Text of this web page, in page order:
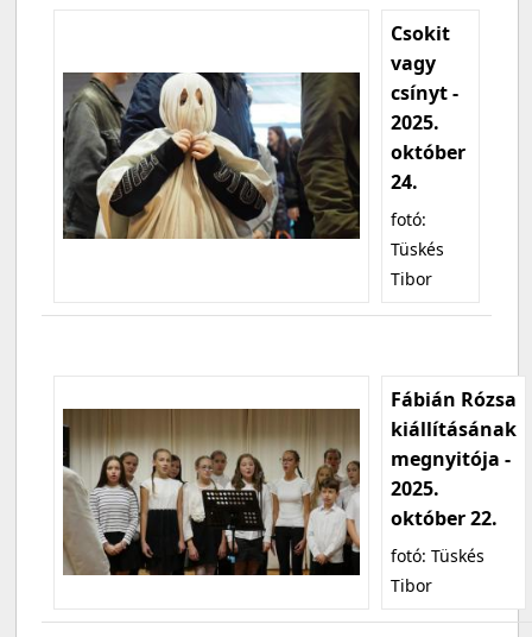
Csokit
vagy
csínyt -
2025.
október
24.
fotó:
Tüskés
Tibor
Fábián Rózsa
kiállításának
megnyitója -
2025.
október 22.
fotó: Tüskés
Tibor